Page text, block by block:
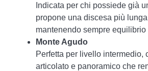
Indicata per chi possiede già
propone una discesa più
mantenendo sempre equilibrio
Monte Agudo
Perfetta per livello intermedio,
articolato e panoramico che